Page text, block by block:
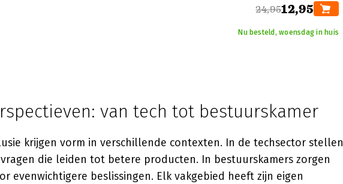
24,9512,95
Nu besteld, woensdag in huis
van tech tot bestuurskamer
krijgen vorm in verschillende contexten. In de techsector stellen
die leiden tot betere producten. In bestuurskamers zorgen
evenwichtigere beslissingen. Elk vakgebied heeft zijn eigen